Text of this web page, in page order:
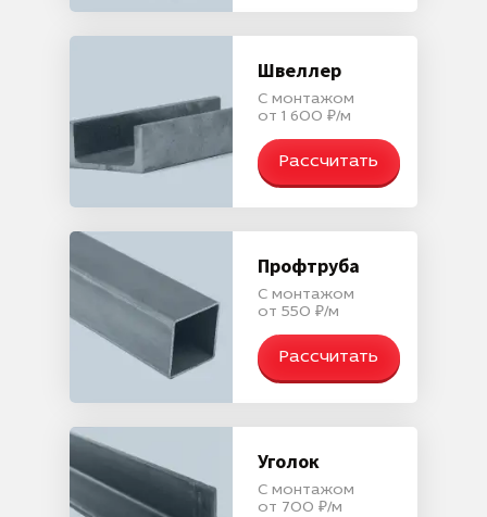
Швеллер
С монтажом
от 1 600 ₽/м
Рассчитать
Профтруба
С монтажом
от 550 ₽/м
Рассчитать
Уголок
С монтажом
от 700 ₽/м